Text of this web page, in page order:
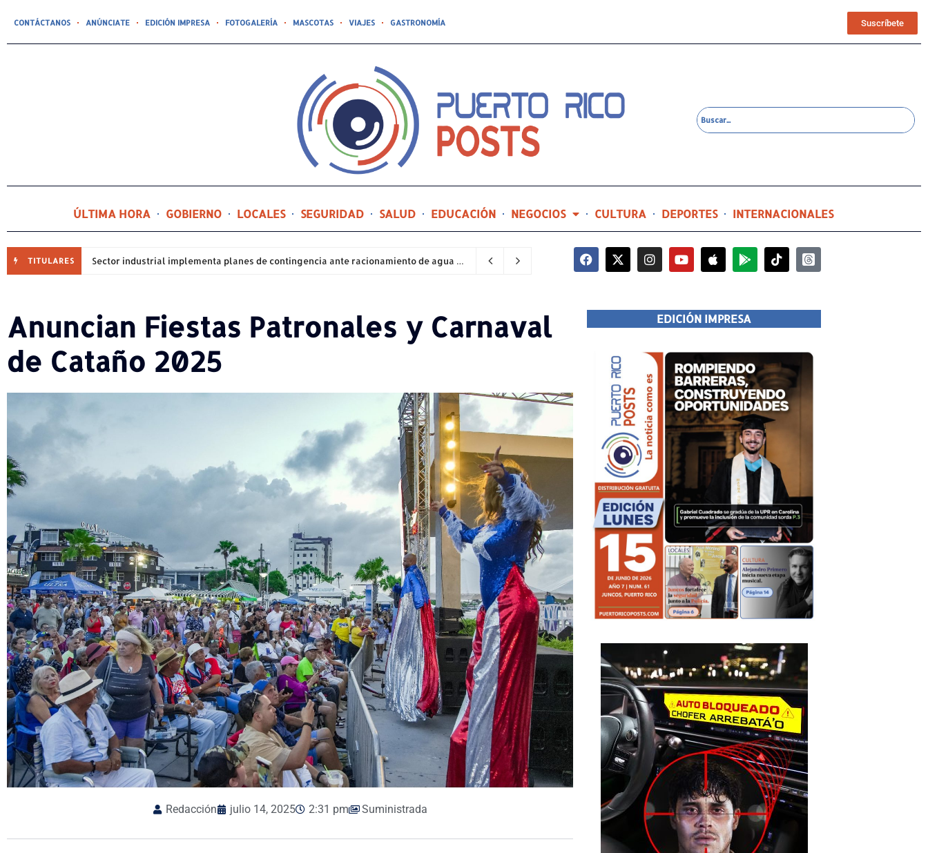
CONTÁCTANOS ANÚNCIATE EDICIÓN IMPRESA FOTOGALERÍA MASCOTAS VIAJES GASTRONOMÍA Suscríbete
ÚLTIMA HORA GOBIERNO LOCALES SEGURIDAD SALUD EDUCACIÓN NEGOCIOS CULTURA DEPORTES INTERNACIONALES
TITULARES Sector industrial implementa planes de contingencia ante racionamiento de agua y hace un llamado a la eficiencia infraestructural 9 horas ago
Anuncian Fiestas Patronales y Carnaval
de Cataño 2025
Redacción julio 14, 2025 2:31 pm Suministrada
EDICIÓN IMPRESA